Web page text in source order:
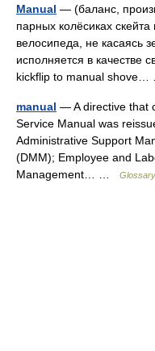
Manual — (баланс,
парных колёсиках
велосипеда, не касаясь
исполняется в качестве
kickflip to manual
manual — A directive that
Service Manual was
Administrative Support
(DMM); Employee and
Management… …